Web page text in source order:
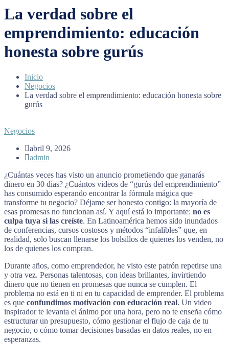
La verdad sobre el
emprendimiento: educación
honesta sobre gurús
Inicio
Negocios
La verdad sobre el emprendimiento: educación honesta sobre
gurús
Negocios
abril 9, 2026
admin
¿Cuántas veces has visto un anuncio prometiendo que ganarás
dinero en 30 días? ¿Cuántos videos de “gurús del emprendimiento”
has consumido esperando encontrar la fórmula mágica que
transforme tu negocio? Déjame ser honesto contigo: la mayoría de
esas promesas no funcionan así. Y aquí está lo importante: no es
culpa tuya si las creíste. En Latinoamérica hemos sido inundados
de conferencias, cursos costosos y métodos “infalibles” que, en
realidad, solo buscan llenarse los bolsillos de quienes los venden, no
los de quienes los compran.
Durante años, como emprendedor, he visto este patrón repetirse una
y otra vez. Personas talentosas, con ideas brillantes, invirtiendo
dinero que no tienen en promesas que nunca se cumplen. El
problema no está en ti ni en tu capacidad de emprender. El problema
es que confundimos motivación con educación real. Un video
inspirador te levanta el ánimo por una hora, pero no te enseña cómo
estructurar un presupuesto, cómo gestionar el flujo de caja de tu
negocio, o cómo tomar decisiones basadas en datos reales, no en
esperanzas.